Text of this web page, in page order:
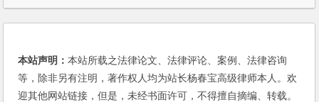
本站声明：本站所载之法律论文、法律评论、案例、法律咨询
等，除非另有注明，著作权人均为站长杨春宝高级律师本人。欢
迎其他网站链接，但是，未经书面许可，不得擅自摘编、转载。